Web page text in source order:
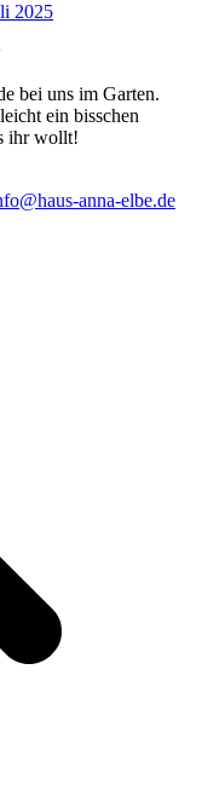
2025
bei uns im Garten.
ein bisschen
ihr wollt!
anna-elbe.de